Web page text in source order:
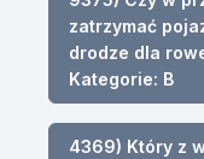
zatrzymać
drodze dla
Kategorie: B
4369) Który z